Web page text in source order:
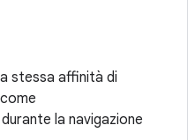
stessa affinità di
la navigazione